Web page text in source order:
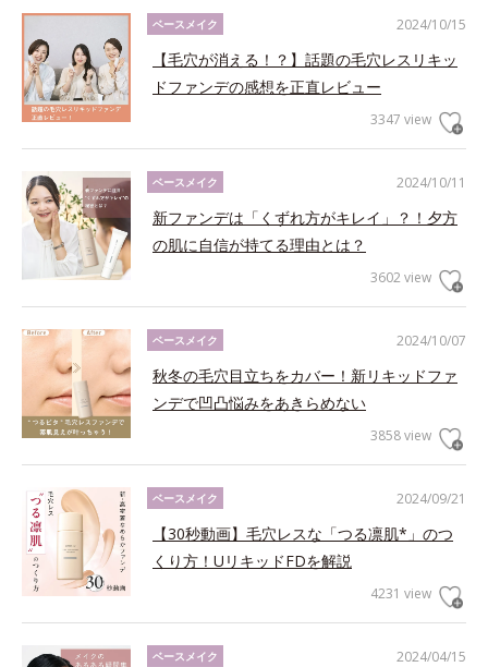
2024/10/15
ベースメイク
【毛穴が消える！？】話題の毛穴レスリキッ
ドファンデの感想を正直レビュー
3347 view
2024/10/11
ベースメイク
新ファンデは「くずれ方がキレイ」？！夕方
の肌に自信が持てる理由とは？
3602 view
2024/10/07
ベースメイク
秋冬の毛穴目立ちをカバー！新リキッドファ
ンデで凹凸悩みをあきらめない
3858 view
2024/09/21
ベースメイク
【30秒動画】毛穴レスな「つる凛肌*」のつ
くり方！UリキッドFDを解説
4231 view
2024/04/15
ベースメイク